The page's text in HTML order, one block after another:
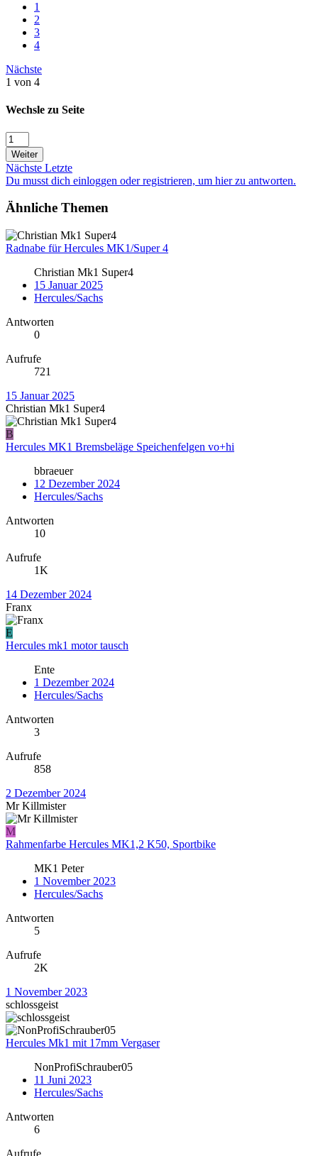
1
2
3
4
Nächste
1 von 4
Wechsle zu Seite
Weiter
Nächste Letzte
Du musst dich einloggen oder registrieren, um hier zu antworten.
Ähnliche Themen
Radnabe für Hercules MK1/Super 4
Christian Mk1 Super4
15 Januar 2025
Hercules/Sachs
Antworten
0
Aufrufe
721
15 Januar 2025
Christian Mk1 Super4
B
Hercules MK1 Bremsbeläge Speichenfelgen vo+hi
bbraeuer
12 Dezember 2024
Hercules/Sachs
Antworten
10
Aufrufe
1K
14 Dezember 2024
Franx
E
Hercules mk1 motor tausch
Ente
1 Dezember 2024
Hercules/Sachs
Antworten
3
Aufrufe
858
2 Dezember 2024
Mr Killmister
M
Rahmenfarbe Hercules MK1,2 K50, Sportbike
MK1 Peter
1 November 2023
Hercules/Sachs
Antworten
5
Aufrufe
2K
1 November 2023
schlossgeist
Hercules Mk1 mit 17mm Vergaser
NonProfiSchrauber05
11 Juni 2023
Hercules/Sachs
Antworten
6